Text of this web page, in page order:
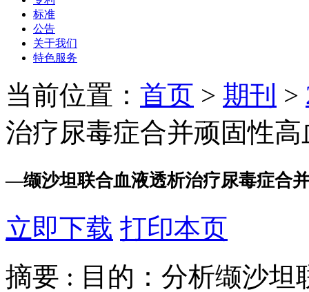
标准
公告
关于我们
特色服务
当前位置： 首页 > 期刊 >
治疗尿毒症合并顽固性
—缬沙坦联合血液透析治疗尿毒症合
立即下载 打印本页
摘要 : 目的：分析缬沙